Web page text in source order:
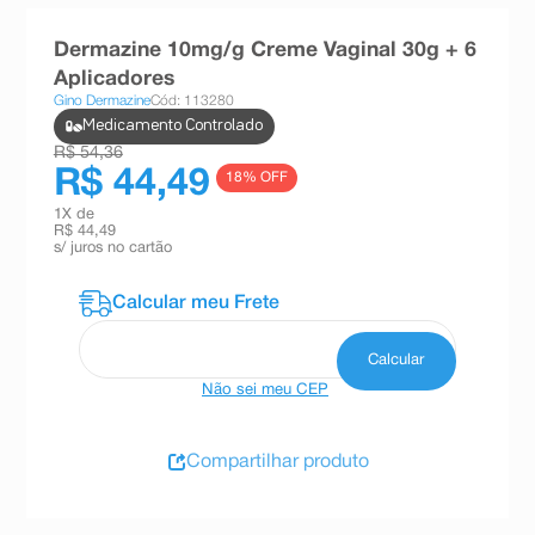
Dermazine 10mg/g Creme Vaginal 30g + 6
Aplicadores
Gino DermazineCód: 113280
Medicamento Controlado
R$ 54,36
R$ 44,49 18% OFF
1 X de
R$ 44,49
s/ juros no cartão
Não sei meu CEP
Compartilhar produto
teste gravidez
10ºesmalte